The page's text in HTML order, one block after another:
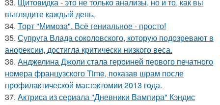
выглядите каждый день.
34. Торт "Мимоза". Всё гениальное - просто!
35. Супруга Влада соколовского, которую подозревают в
анорексии, достигла критически низкого веса.
36. Анджелина Джоли стала героиней первого печатного
номера французского Time, показав шрам после
профилактической мастэктомии 2013 года.
37. Актриса из сериала "Дневники Вампира" Кэндис